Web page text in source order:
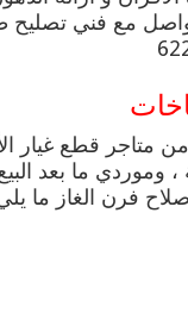
مع فني تصليح
متاجر قطع غيار
وموردي ما بعد
فرن الغاز ما